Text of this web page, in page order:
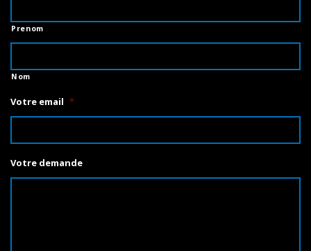
Prenom
Nom
Votre email *
Votre demande